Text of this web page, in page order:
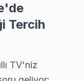
Hisense TV
TV teknik servis
Hürriyet,
Tercih
TV'niz